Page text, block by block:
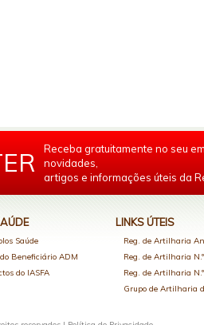
Receba gratuitamente no seu
novidades,
artigos e informações úteis da
Saúde
Beneficiário ADM
do IASFA
LINKS ÚTEIS
Reg. de Artilharia
Reg. de Artilharia
Reg. de Artilharia
Grupo de Artilharia